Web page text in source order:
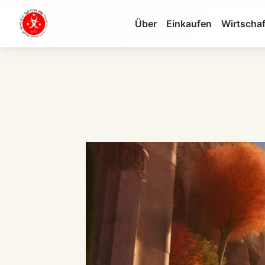
Über Einkaufen
Istanbul Barrierefrei Reisen | Guide für Rollst...